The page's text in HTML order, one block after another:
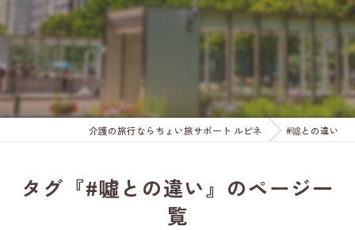
介護の旅行ならちょい旅サポート ルピネ #噓との違い
タグ『#噓との違い』のページ一
覧